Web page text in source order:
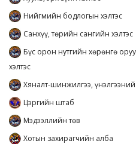
Нийгмийн бодлогын хэлтэс
Санхүү, төрийн сангийн хэлтэс
Бүс орон нутгийн хөрөнгө
хэлтэс
Хяналт-шинжилгээ, үнэлгээний
Цэргийн штаб
Мэдээллийн төв
Хотын захирагчийн алба